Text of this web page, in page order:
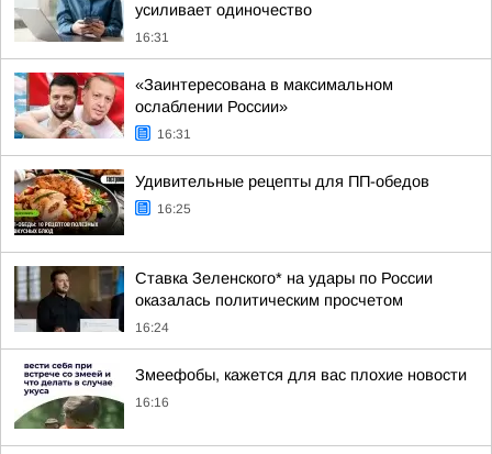
усиливает одиночество
16:31
«Заинтересована в максимальном
ослаблении России»
16:31
Удивительные рецепты для ПП-обедов
16:25
Ставка Зеленского* на удары по России
оказалась политическим просчетом
16:24
Змеефобы, кажется для вас плохие новости
16:16